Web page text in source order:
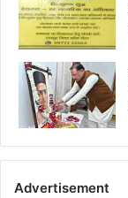
Advertisement